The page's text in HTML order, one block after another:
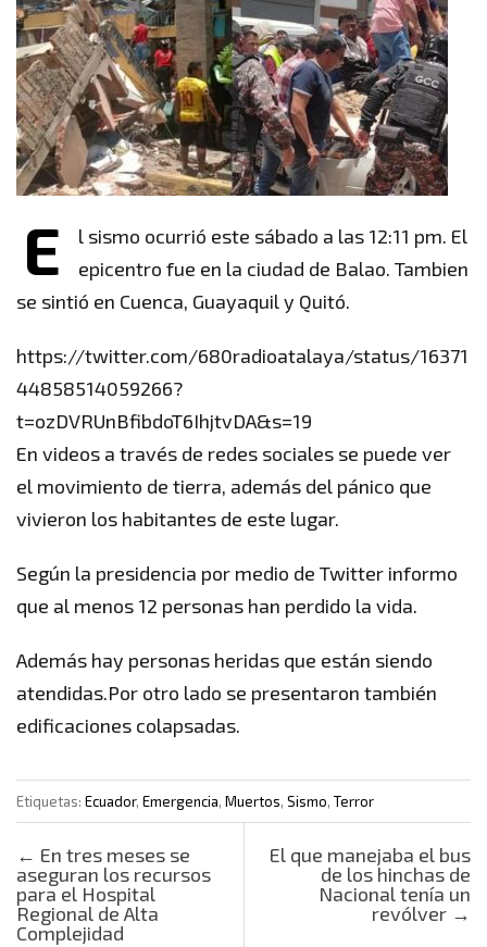
E
l sismo ocurrió este sábado a las 12:11 pm. El
epicentro fue en la ciudad de Balao. Tambien
se sintió en Cuenca, Guayaquil y Quitó.
https://twitter.com/680radioatalaya/status/16371
44858514059266?
t=ozDVRUnBfibdoT6IhjtvDA&s=19
En videos a través de redes sociales se puede ver
el movimiento de tierra, además del pánico que
vivieron los habitantes de este lugar.
Según la presidencia por medio de Twitter informo
que al menos 12 personas han perdido la vida.
Además hay personas heridas que están siendo
atendidas.Por otro lado se presentaron también
edificaciones colapsadas.
Etiquetas: Ecuador, Emergencia, Muertos, Sismo, Terror
Post navigation
← En tres meses se
aseguran los recursos
para el Hospital
Regional de Alta
Complejidad
El que manejaba el bus
de los hinchas de
Nacional tenía un
revólver →